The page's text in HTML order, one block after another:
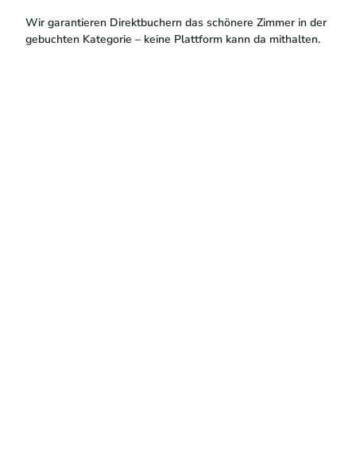
Wir garantieren Direktbuchern das schönere Zimmer in der
gebuchten Kategorie – keine Plattform kann da mithalten.